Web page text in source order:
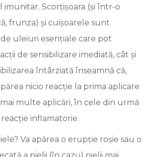
imunitar. Scorțișoara (și într-o
frunza) și cuișoarele sunt
uleiuri esențiale care pot
de sensibilizare imediată, cât și
întârziată înseamnă că,
nicio reacție la prima aplicare
multe aplicări, în cele din urmă
inflamatorie.
Va apărea o erupție roșie sau o